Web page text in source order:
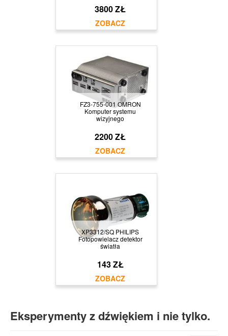
3800 ZŁ
FZ3-755-001 OMRON
Komputer systemu
wizyjnego
2200 ZŁ
XP3312/SQ PHILIPS
Fotopowielacz detektor
światła
143 ZŁ
Eksperymenty z dźwiękiem i nie tylko.